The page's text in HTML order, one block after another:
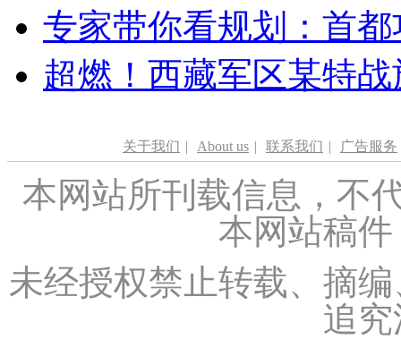
专家带你看规划：首
超燃！西藏军区某特
关于我们 | About us | 联系我们 | 广告服务
本网站所刊载信息，不
本网站稿
未经授权禁止转载、摘
追